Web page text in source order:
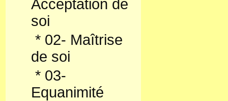
Acceptation de
soi
* 02- Maîtrise
de soi
* 03-
Equanimité